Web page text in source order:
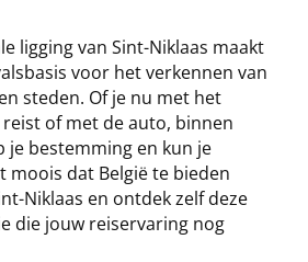
ligging van Sint-Niklaas maakt
voor het verkennen van
steden. Of je nu met het
of met de auto, binnen
je bestemming en kun je
moois dat België te bieden
Niklaas en ontdek zelf deze
die jouw reiservaring nog